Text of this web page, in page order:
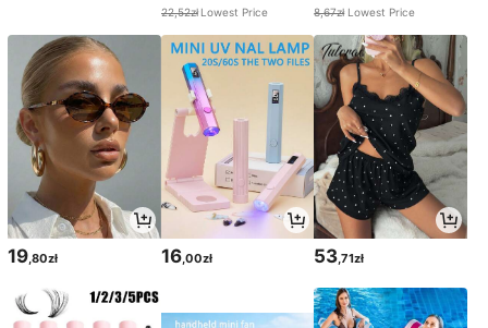
22,52zł Lowest Price 8,67zł Lowest Price
19 ,80zł 16,00zł 53 ,71zł